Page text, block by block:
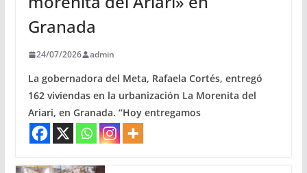
Granada
24/07/2026 admin
La gobernadora del Meta, Rafaela Cortés, entregó
162 viviendas en la urbanización La Morenita del
Ariari, en Granada. “Hoy entregamos